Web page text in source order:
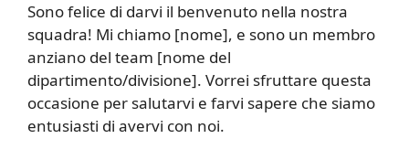
Sono felice di darvi il benvenuto nella nostra
squadra! Mi chiamo [nome], e sono un membro
anziano del team [nome del
dipartimento/divisione]. Vorrei sfruttare questa
occasione per salutarvi e farvi sapere che siamo
entusiasti di avervi con noi.